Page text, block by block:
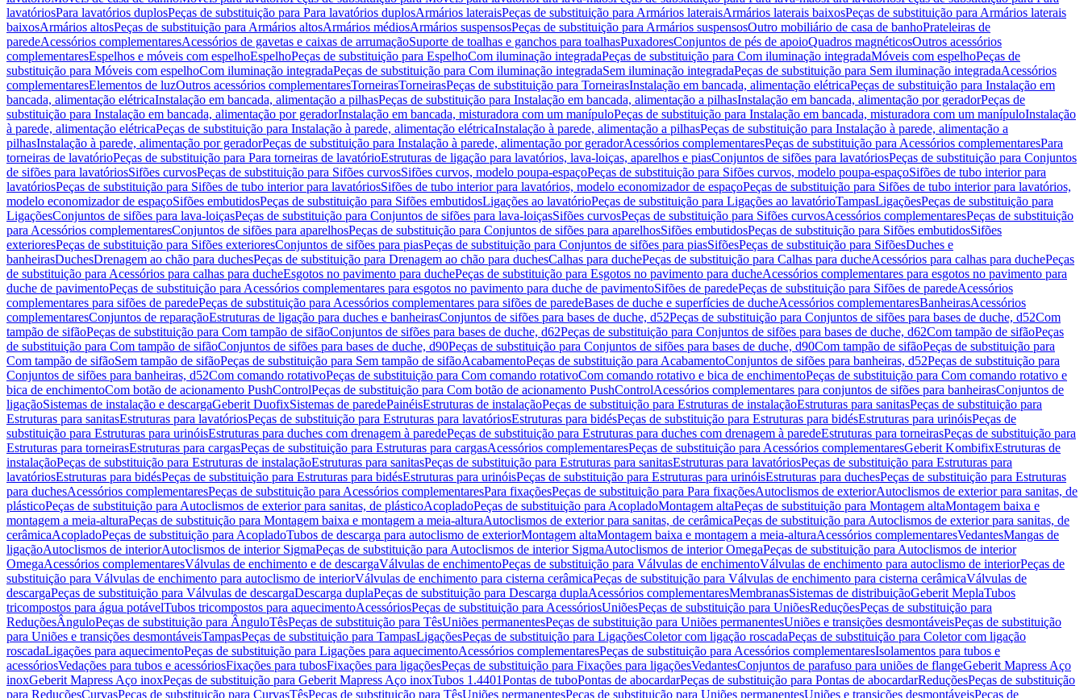
lavatóriosPara lavatórios duplosPeças de substituição para Para lavatórios duplosArmários lateraisPeças de substituição para Armários lateraisArmários laterais baixosPeças de substituição para Armários laterais
baixosArmários altosPeças de substituição para Armários altosArmários médiosArmários suspensosPeças de substituição para Armários suspensosOutro mobiliário de casa de banhoPrateleiras de
paredeAcessórios complementaresAcessórios de gavetas e caixas de arrumaçãoSuporte de toalhas e ganchos para toalhasPuxadoresConjuntos de pés de apoioQuadros magnéticosOutros acessórios
complementaresEspelhos e móveis com espelhoEspelhoPeças de substituição para EspelhoCom iluminação integradaPeças de substituição para Com iluminação integradaMóveis com espelhoPeças de
substituição para Móveis com espelhoCom iluminação integradaPeças de substituição para Com iluminação integradaSem iluminação integradaPeças de substituição para Sem iluminação integradaAcessórios
complementaresElementos de luzOutros acessórios complementaresTorneirasTorneirasPeças de substituição para TorneirasInstalação em bancada, alimentação elétricaPeças de substituição para Instalação em
bancada, alimentação elétricaInstalação em bancada, alimentação a pilhasPeças de substituição para Instalação em bancada, alimentação a pilhasInstalação em bancada, alimentação por geradorPeças de
substituição para Instalação em bancada, alimentação por geradorInstalação em bancada, misturadora com um manípuloPeças de substituição para Instalação em bancada, misturadora com um manípuloInstalação
à parede, alimentação elétricaPeças de substituição para Instalação à parede, alimentação elétricaInstalação à parede, alimentação a pilhasPeças de substituição para Instalação à parede, alimentação a
pilhasInstalação à parede, alimentação por geradorPeças de substituição para Instalação à parede, alimentação por geradorAcessórios complementaresPeças de substituição para Acessórios complementaresPara
torneiras de lavatórioPeças de substituição para Para torneiras de lavatórioEstruturas de ligação para lavatórios, lava-loiças, aparelhos e piasConjuntos de sifões para lavatóriosPeças de substituição para Conjuntos
de sifões para lavatóriosSifões curvosPeças de substituição para Sifões curvosSifões curvos, modelo poupa-espaçoPeças de substituição para Sifões curvos, modelo poupa-espaçoSifões de tubo interior para
lavatóriosPeças de substituição para Sifões de tubo interior para lavatóriosSifões de tubo interior para lavatórios, modelo economizador de espaçoPeças de substituição para Sifões de tubo interior para lavatórios,
modelo economizador de espaçoSifões embutidosPeças de substituição para Sifões embutidosLigações ao lavatórioPeças de substituição para Ligações ao lavatórioTampasLigaçõesPeças de substituição para
LigaçõesConjuntos de sifões para lava-loiçasPeças de substituição para Conjuntos de sifões para lava-loiçasSifões curvosPeças de substituição para Sifões curvosAcessórios complementaresPeças de substituição
para Acessórios complementaresConjuntos de sifões para aparelhosPeças de substituição para Conjuntos de sifões para aparelhosSifões embutidosPeças de substituição para Sifões embutidosSifões
exterioresPeças de substituição para Sifões exterioresConjuntos de sifões para piasPeças de substituição para Conjuntos de sifões para piasSifõesPeças de substituição para SifõesDuches e
banheirasDuchesDrenagem ao chão para duchesPeças de substituição para Drenagem ao chão para duchesCalhas para duchePeças de substituição para Calhas para ducheAcessórios para calhas para duchePeças
de substituição para Acessórios para calhas para ducheEsgotos no pavimento para duchePeças de substituição para Esgotos no pavimento para ducheAcessórios complementares para esgotos no pavimento para
duche de pavimentoPeças de substituição para Acessórios complementares para esgotos no pavimento para duche de pavimentoSifões de paredePeças de substituição para Sifões de paredeAcessórios
complementares para sifões de paredePeças de substituição para Acessórios complementares para sifões de paredeBases de duche e superfícies de ducheAcessórios complementaresBanheirasAcessórios
complementaresConjuntos de reparaçãoEstruturas de ligação para duches e banheirasConjuntos de sifões para bases de duche, d52Peças de substituição para Conjuntos de sifões para bases de duche, d52Com
tampão de sifãoPeças de substituição para Com tampão de sifãoConjuntos de sifões para bases de duche, d62Peças de substituição para Conjuntos de sifões para bases de duche, d62Com tampão de sifãoPeças
de substituição para Com tampão de sifãoConjuntos de sifões para bases de duche, d90Peças de substituição para Conjuntos de sifões para bases de duche, d90Com tampão de sifãoPeças de substituição para
Com tampão de sifãoSem tampão de sifãoPeças de substituição para Sem tampão de sifãoAcabamentoPeças de substituição para AcabamentoConjuntos de sifões para banheiras, d52Peças de substituição para
Conjuntos de sifões para banheiras, d52Com comando rotativoPeças de substituição para Com comando rotativoCom comando rotativo e bica de enchimentoPeças de substituição para Com comando rotativo e
bica de enchimentoCom botão de acionamento PushControlPeças de substituição para Com botão de acionamento PushControlAcessórios complementares para conjuntos de sifões para banheirasConjuntos de
ligaçãoSistemas de instalação e descargaGeberit DuofixSistemas de paredePainéisEstruturas de instalaçãoPeças de substituição para Estruturas de instalaçãoEstruturas para sanitasPeças de substituição para
Estruturas para sanitasEstruturas para lavatóriosPeças de substituição para Estruturas para lavatóriosEstruturas para bidésPeças de substituição para Estruturas para bidésEstruturas para urinóisPeças de
substituição para Estruturas para urinóisEstruturas para duches com drenagem à paredePeças de substituição para Estruturas para duches com drenagem à paredeEstruturas para torneirasPeças de substituição para
Estruturas para torneirasEstruturas para cargasPeças de substituição para Estruturas para cargasAcessórios complementaresPeças de substituição para Acessórios complementaresGeberit KombifixEstruturas de
instalaçãoPeças de substituição para Estruturas de instalaçãoEstruturas para sanitasPeças de substituição para Estruturas para sanitasEstruturas para lavatóriosPeças de substituição para Estruturas para
lavatóriosEstruturas para bidésPeças de substituição para Estruturas para bidésEstruturas para urinóisPeças de substituição para Estruturas para urinóisEstruturas para duchesPeças de substituição para Estruturas
para duchesAcessórios complementaresPeças de substituição para Acessórios complementaresPara fixaçõesPeças de substituição para Para fixaçõesAutoclismos de exteriorAutoclismos de exterior para sanitas, de
plásticoPeças de substituição para Autoclismos de exterior para sanitas, de plásticoAcopladoPeças de substituição para AcopladoMontagem altaPeças de substituição para Montagem altaMontagem baixa e
montagem a meia-alturaPeças de substituição para Montagem baixa e montagem a meia-alturaAutoclismos de exterior para sanitas, de cerâmicaPeças de substituição para Autoclismos de exterior para sanitas, de
cerâmicaAcopladoPeças de substituição para AcopladoTubos de descarga para autoclismo de exteriorMontagem altaMontagem baixa e montagem a meia-alturaAcessórios complementaresVedantesMangas de
ligaçãoAutoclismos de interiorAutoclismos de interior SigmaPeças de substituição para Autoclismos de interior SigmaAutoclismos de interior OmegaPeças de substituição para Autoclismos de interior
OmegaAcessórios complementaresVálvulas de enchimento e de descargaVálvulas de enchimentoPeças de substituição para Válvulas de enchimentoVálvulas de enchimento para autoclismo de interiorPeças de
substituição para Válvulas de enchimento para autoclismo de interiorVálvulas de enchimento para cisterna cerâmicaPeças de substituição para Válvulas de enchimento para cisterna cerâmicaVálvulas de
descargaPeças de substituição para Válvulas de descargaDescarga duplaPeças de substituição para Descarga duplaAcessórios complementaresMembranasSistemas de distribuiçãoGeberit MeplaTubos
tricompostos para água potávelTubos tricompostos para aquecimentoAcessóriosPeças de substituição para AcessóriosUniõesPeças de substituição para UniõesReduçõesPeças de substituição para
ReduçõesÂnguloPeças de substituição para ÂnguloTêsPeças de substituição para TêsUniões permanentesPeças de substituição para Uniões permanentesUniões e transições desmontáveisPeças de substituição
para Uniões e transições desmontáveisTampasPeças de substituição para TampasLigaçõesPeças de substituição para LigaçõesColetor com ligação roscadaPeças de substituição para Coletor com ligação
roscadaLigações para aquecimentoPeças de substituição para Ligações para aquecimentoAcessórios complementaresPeças de substituição para Acessórios complementaresIsolamentos para tubos e
acessóriosVedações para tubos e acessóriosFixações para tubosFixações para ligaçõesPeças de substituição para Fixações para ligaçõesVedantesConjuntos de parafuso para uniões de flangeGeberit Mapress Aço
inoxGeberit Mapress Aço inoxPeças de substituição para Geberit Mapress Aço inoxTubos 1.4401Pontas de tuboPontas de abocardarPeças de substituição para Pontas de abocardarReduçõesPeças de substituição
para ReduçõesCurvasPeças de substituição para CurvasTêsPeças de substituição para TêsUniões permanentesPeças de substituição para Uniões permanentesUniões e transições desmontáveisPeças de